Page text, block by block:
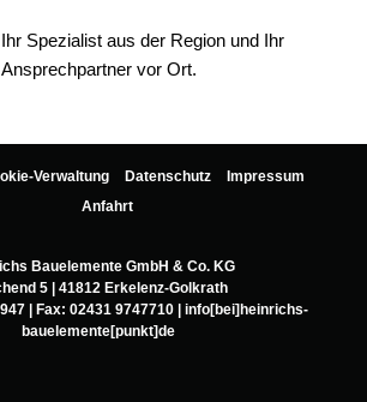
Verwaltung Datenschutz
Impressum
Anfahrt
Bauelemente GmbH & Co. KG
5 | 41812 Erkelenz-Golkrath
| Fax: 02431 9747710 | info[bei]heinrichs-
bauelemente[punkt]de